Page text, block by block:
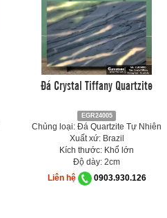
Đá Crystal Tiffany Quartzite
EGR24005
Chủng loại: Đá Quartzite Tự Nhiên
Xuất xứ: Brazil
Kích thước: Khổ lớn
Độ dày: 2cm
Liên hệ
0903.930.126